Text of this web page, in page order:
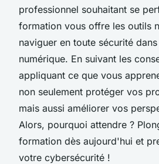
professionnel souhaitant se
formation vous offre les outils
naviguer en toute sécurité
numérique. En suivant les
appliquant ce que vous
non seulement protéger vos
mais aussi améliorer vos
Alors, pourquoi attendre ?
formation dès aujourd'hui et
votre cybersécurité !